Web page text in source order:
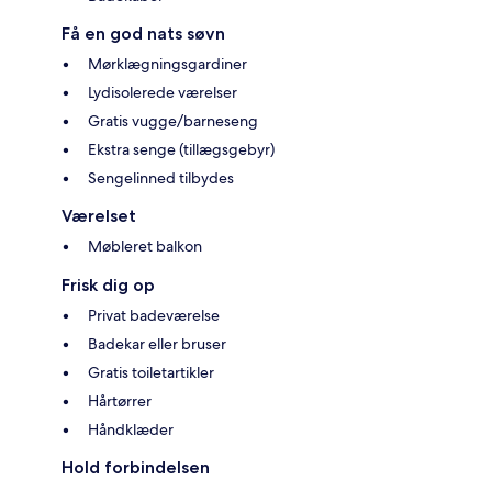
Få en god nats søvn
Mørklægningsgardiner
Lydisolerede værelser
Gratis vugge/barneseng
Ekstra senge (tillægsgebyr)
Sengelinned tilbydes
Værelset
Møbleret balkon
Frisk dig op
Privat badeværelse
Badekar eller bruser
Gratis toiletartikler
Hårtørrer
Håndklæder
Hold forbindelsen